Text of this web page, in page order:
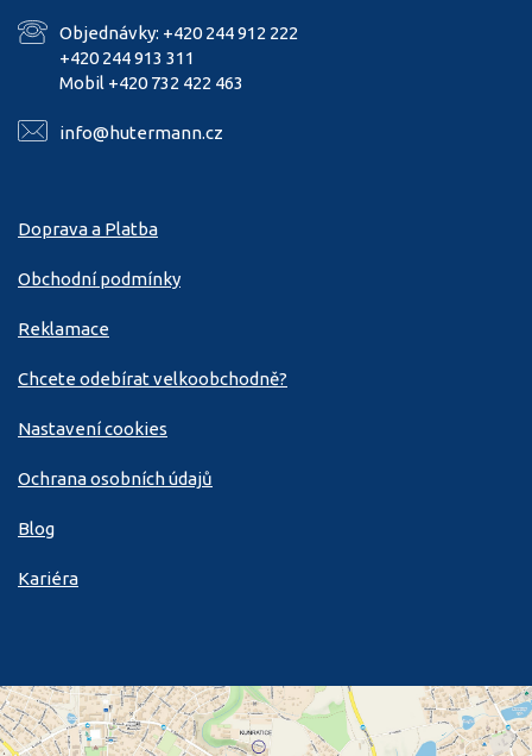
Objednávky: +420 244 912 222
+420 244 913 311
Mobil +420 732 422 463
info@hutermann.cz
Doprava a Platba
Obchodní podmínky
Reklamace
Chcete odebírat velkoobchodně?
Nastavení cookies
Ochrana osobních údajů
Blog
Kariéra